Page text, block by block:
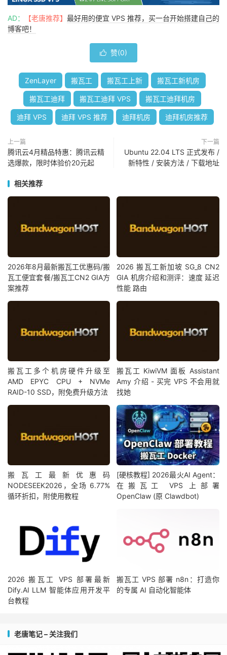
AD： 【老唐推荐】 最好用的便宜 VPS 推荐，买一台开始搭建自己的
博客吧！
 赞(0)
ZenLayer 搬瓦工 搬瓦工上新 搬瓦工新机房
搬瓦工迪拜 搬瓦工迪拜 VPS 搬瓦工迪拜机房
迪拜 VPS 迪拜 VPS 推荐 迪拜机房 迪拜机房推荐
上一篇
腾讯云4月精品特惠：腾讯云精
选爆款，限时体验价20元起
下一篇
Ubuntu 22.04 LTS 正式发布 /
新特性 / 安装方法 / 下载地址
相关推荐
2026年8月最新搬瓦工优惠码/搬
瓦工便宜套餐/搬瓦工CN2 GIA方
案推荐
2026 搬瓦工新加坡 SG_8 CN2
GIA 机房介绍和测评：速度 延迟
性能 路由
搬瓦工多个机房硬件升级至
AMD EPYC CPU + NVMe
RAID-10 SSD，附免费升级方法
搬瓦工 KiwiVM 面板 Assistant
Amy 介绍 - 买完 VPS 不会用就
找她
搬瓦工最新优惠码
NODESEEK2026，全场 6.77%
循环折扣，附使用教程
[硬核教程] 2026最火AI Agent：
在搬瓦工 VPS 上部署
OpenClaw (原 Clawdbot)
2026 搬瓦工 VPS 部署最新
Dify.AI LLM 智能体应用开发平
台教程
搬瓦工 VPS 部署 n8n：打造你
的专属 AI 自动化智能体
老唐笔记 – 关注我们